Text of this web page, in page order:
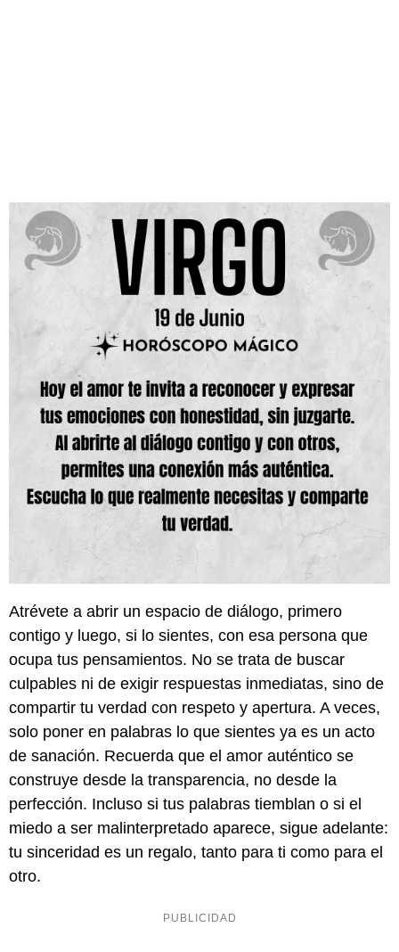
Atrévete a abrir un espacio de diálogo, primero
contigo y luego, si lo sientes, con esa persona que
ocupa tus pensamientos. No se trata de buscar
culpables ni de exigir respuestas inmediatas, sino de
compartir tu verdad con respeto y apertura. A veces,
solo poner en palabras lo que sientes ya es un acto
de sanación. Recuerda que el amor auténtico se
construye desde la transparencia, no desde la
perfección. Incluso si tus palabras tiemblan o si el
miedo a ser malinterpretado aparece, sigue adelante:
tu sinceridad es un regalo, tanto para ti como para el
otro.